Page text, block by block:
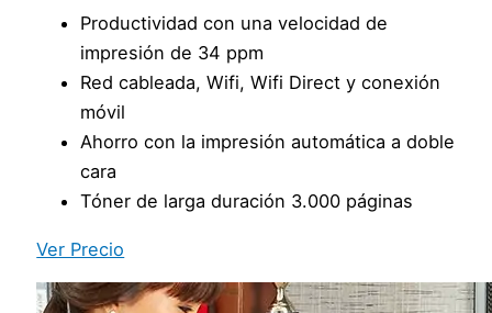
Productividad con una velocidad de
impresión de 34 ppm
Red cableada, Wifi, Wifi Direct y conexión
móvil
Ahorro con la impresión automática a doble
cara
Tóner de larga duración 3.000 páginas
Ver Precio